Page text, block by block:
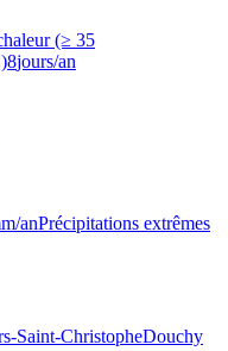
(≥ 35
8jours/an
anPrécipitations extrêmes
Saint-ChristopheDouchy